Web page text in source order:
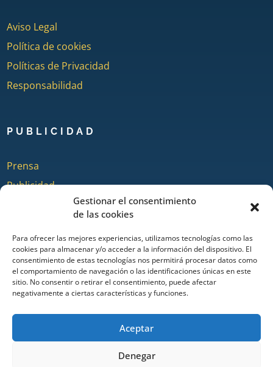
Gestionar el consentimiento
de las cookies
Para ofrecer las mejores experiencias, utilizamos tecnologías como las
cookies para almacenar y/o acceder a la información del dispositivo. El
consentimiento de estas tecnologías nos permitirá procesar datos como
el comportamiento de navegación o las identificaciones únicas en este
sitio. No consentir o retirar el consentimiento, puede afectar
negativamente a ciertas características y funciones.
Aceptar
Denegar
Aviso Legal
Política de cookies
Políticas de Privacidad
Responsabilidad
PUBLICIDAD
Prensa
Publicidad
Quienes somos
COLABORA
Añadir Evento